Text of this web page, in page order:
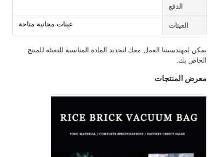
الدفع
العينات عينات مجانية متاحة
يمكن لمهندسيننا العمل معك لتحديد المادة المناسبة للتعبئة للمنتج
الخاص بك.
معرض المنتجات